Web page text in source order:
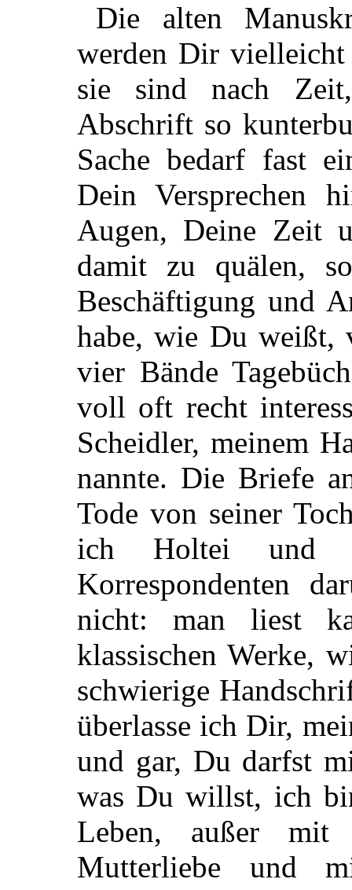
Die alten
werden Dir vielleicht
sie sind nach
Abschrift so
Sache bedarf fast
Dein Versprechen
Augen, Deine Zeit
damit zu quälen,
Beschäftigung und
habe, wie Du weißt,
vier Bände
voll oft recht
Scheidler, meinem
nannte. Die Briefe
Tode von seiner
ich Holtei und
Korrespondenten
nicht: man liest
klassischen Werke,
schwierige
überlasse ich Dir,
und gar, Du darfst
was Du willst, ich
Leben, außer mit
Mutterliebe und